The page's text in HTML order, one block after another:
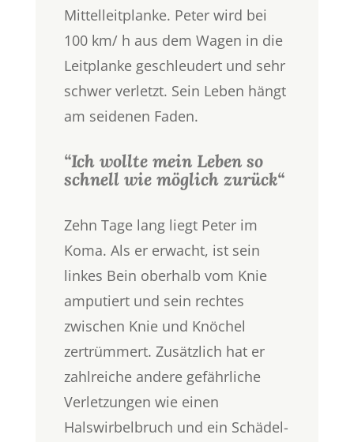
Mittelleitplanke. Peter wird bei
100 km/ h aus dem Wagen in die
Leitplanke geschleudert und sehr
schwer verletzt. Sein Leben hängt
am seidenen Faden.
“Ich wollte mein Leben so
schnell wie möglich zurück“
Zehn Tage lang liegt Peter im
Koma. Als er erwacht, ist sein
linkes Bein oberhalb vom Knie
amputiert und sein rechtes
zwischen Knie und Knöchel
zertrümmert. Zusätzlich hat er
zahlreiche andere gefährliche
Verletzungen wie einen
Halswirbelbruch und ein Schädel-